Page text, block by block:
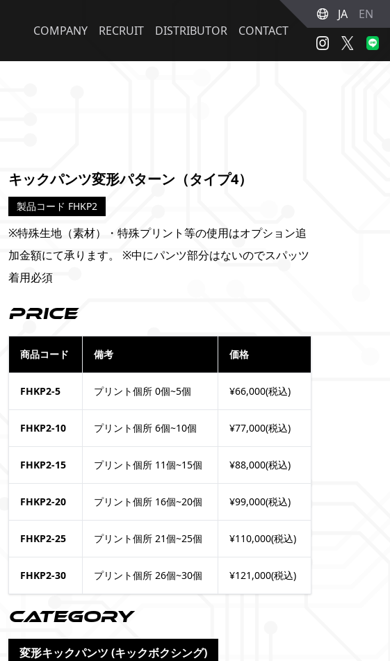
COMPANY RECRUIT DISTRIBUTOR CONTACT
JA EN
キックパンツ変形パターン（タイプ4）
製品コード FHKP2
※特殊生地（素材）・特殊プリント等の使用はオプション追
加金額にて承ります。 ※中にパンツ部分はないのでスパッツ
着用必須
Price
商品コード 備考 価格
FHKP2-5 プリント個所 0個~5個 ¥66,000(税込)
FHKP2-10 プリント個所 6個~10個 ¥77,000(税込)
FHKP2-15 プリント個所 11個~15個 ¥88,000(税込)
FHKP2-20 プリント個所 16個~20個 ¥99,000(税込)
FHKP2-25 プリント個所 21個~25個 ¥110,000(税込)
FHKP2-30 プリント個所 26個~30個 ¥121,000(税込)
Category
変形キックパンツ (キックボクシング)